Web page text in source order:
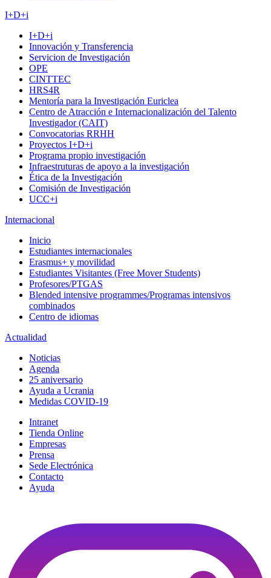
I+D+i
I+D+i
Innovación y Transferencia
Servicion de Investigación
OPE
CINTTEC
HRS4R
Mentoría para la Investigación Euriclea
Centro de Atracción e Internacionalización del Talento
Investigador (CAIT)
Convocatorias RRHH
Proyectos I+D+i
Programa propio investigación
Infraestruturas de apoyo a la investigación
Ética de la Investigación
Comisión de Investigación
UCC+i
Internacional
Inicio
Estudiantes internacionales
Erasmus+ y movilidad
Estudiantes Visitantes (Free Mover Students)
Profesores/PTGAS
Blended intensive programmes/Programas intensivos
combinados
Centro de idiomas
Actualidad
Noticias
Agenda
25 aniversario
Ayuda a Ucrania
Medidas COVID-19
Intranet
Tienda Online
Empresas
Prensa
Sede Electrónica
Contacto
Ayuda